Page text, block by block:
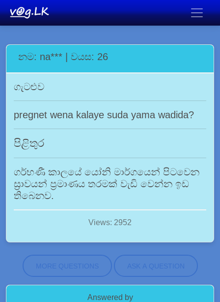
නම: na*** | වයස: 26
ගැටළුව
pregnet wena kalaye suda yama wadida?
පිළිතුර
ගර්භණී කාලයේ යෝනි මාර්ගයෙන් පිටවෙන
ස්‍රාවයන් ප්‍රමාණය තරමක් වැඩි වෙන්න ඉඩ
තිබෙනව.
Views: 2952
MORE QUESTIONS ASK A QUESTION
Answered by